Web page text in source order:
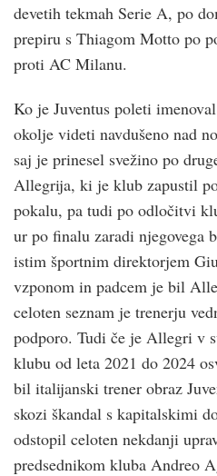
devetih tekmah Serie A, po
prepiru s Thiagom Motto po
proti AC Milanu.
Ko je Juventus poleti
okolje videti navdušeno nad
saj je prinesel svežino po
Allegrija, ki je klub zapustil
pokalu, pa tudi po odločitvi
ur po finalu zaradi njegovega
istim športnim direktorjem
vzponom in padcem je bil
celoten seznam je trenerju
podporo. Tudi če je Allegri v
klubu od leta 2021 do 2024
bil italijanski trener obraz
skozi škandal s kapitalskimi
odstopil celoten nekdanji
predsednikom kluba Andreo